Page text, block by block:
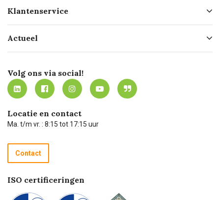
Geschiedenis
Missie
Werken bij Carel Lurvink
MVO
Klantenservice
Bezorgen
Mijn Carel Lurvink
Mijn Carel Lurvink instructievideo's
Carel Lurvink App
Hulp op afstand
Technische dienst
Recycle programma
Betalen
Actueel
Innovation LAB
Tevreden klanten
Carel Lurvink Blog
Carel de podcast
Volg ons via social!
Locatie en contact
Ma. t/m vr. : 8:15 tot 17:15 uur
Contact
ISO certificeringen